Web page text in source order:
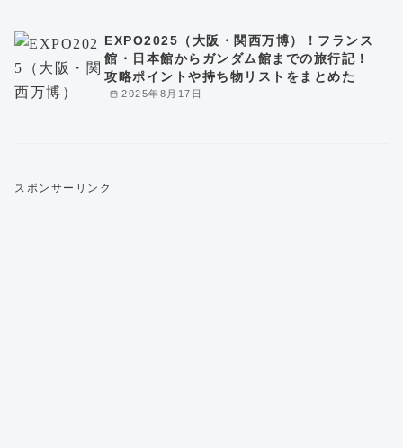
2025年8月17日
EXPO2025（大阪・関西万博）！フランス
館・日本館からガンダム館までの旅行記！
攻略ポイントや持ち物リストをまとめた
スポンサーリンク